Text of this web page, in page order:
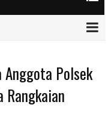
Polsek
Rangkaian